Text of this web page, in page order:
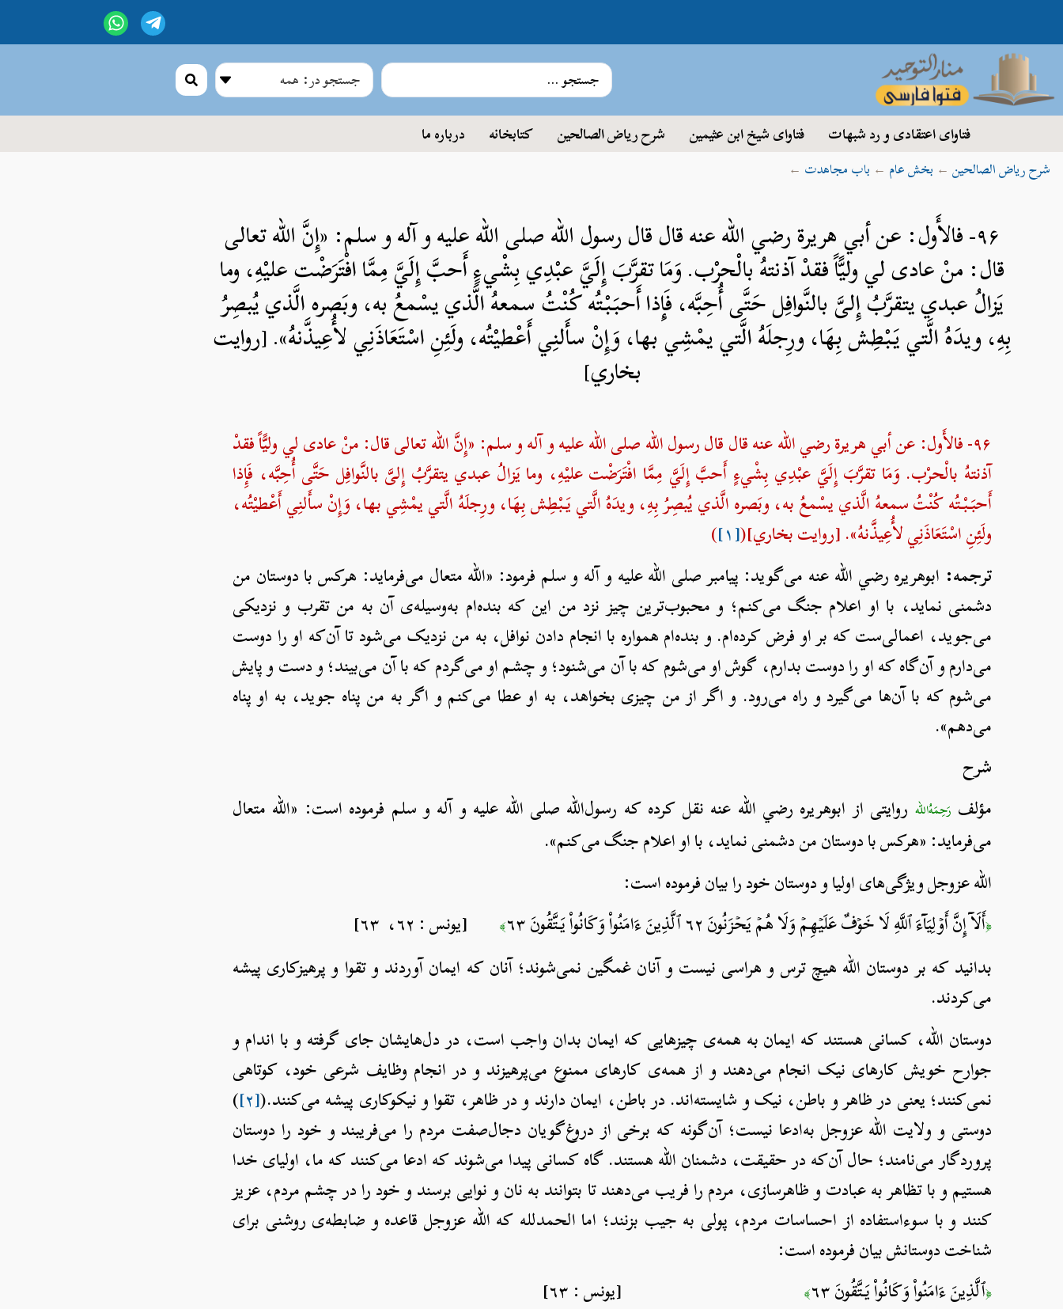
جستجو در: همه
فتاوای اعتقادی و رد شبهات فتاوای شیخ ابن عثیمین شرح ریاض الصالحین کتابخانه درباره ما
شرح ریاض الصالحین ← بخش عام ← باب مجاهدت ←
۹۶- فالأَول: عن أبي هريرة رضي الله عنه قال قال رسول الله صلی الله علیه و آله و سلم: «إِنَّ الله تعالى
قال: منْ عادى لي وليًّاً فقدْ آذنتهُ بالْحرْب. وَمَا تقرَّبَ إِلَيَّ عبْدِي بِشْيءٍ أَحبَّ إِلَيَّ مِمَّا افْتَرَضْت عليْهِ، وما
يَزالُ عبدي يتقرَّبُ إِلىَّ بالنَّوافِل حَتَّى أُحِبَّه، فَإِذا أَحبَبْتُه كُنْتُ سمعهُ الَّذي يسْمعُ به، وبَصره الَّذي يُبصِرُ
بِهِ، ويدَهُ الَّتي يَبْطِش بِهَا، ورِجلَهُ الَّتي يمْشِي بها، وَإِنْ سأَلنِي أَعْطيْتُه، ولَئِنِ اسْتَعَاذَنِي لأُعِيذَّنهُ». [روایت
بخاري]
۹۶- فالأَول: عن أبي هريرة رضي الله عنه قال قال رسول الله صلی الله علیه و آله و سلم: «إِنَّ الله تعالى قال: منْ عادى لي وليًّاً فقدْ
آذنتهُ بالْحرْب. وَمَا تقرَّبَ إِلَيَّ عبْدِي بِشْيءٍ أَحبَّ إِلَيَّ مِمَّا افْتَرَضْت عليْهِ، وما يَزالُ عبدي يتقرَّبُ إِلىَّ بالنَّوافِل حَتَّى أُحِبَّه، فَإِذا
أَحبَبْتُه كُنْتُ سمعهُ الَّذي يسْمعُ به، وبَصره الَّذي يُبصِرُ بِهِ، ويدَهُ الَّتي يَبْطِش بِهَا، ورِجلَهُ الَّتي يمْشِي بها، وَإِنْ سأَلنِي أَعْطيْتُه،
ولَئِنِ اسْتَعَاذَنِي لأُعِيذَّنهُ». [روایت بخاري]([۱] )
ترجمه: ابوهریره رضي الله عنه می‌گوید: پیامبر صلی الله علیه و آله و سلم فرمود: «الله متعال می‌فرماید: هرکس با دوستان من
دشمنی نماید، با او اعلام جنگ می‌کنم؛ و محبوب‌ترین چیز نزد من اين که بنده‌ام به‌وسیله‌‌ی آن به من تقرب و نزدیکی
می‌جوید، اعمالی‌ست که بر او فرض کرده‌ام. و بنده‌ام همواره با انجام دادن نوافل، به من نزدیک می‌شود تا آن‌که او را دوست
می‌دارم و آن‌گاه که او را دوست بدارم، گوش او می‌شوم که با آن می‌شنود؛ و چشم او می‌گردم که با آن می‌بیند؛ و دست و پایش
می‌شوم که با آن‌ها می‌گیرد و راه می‌رود. و اگر از من چیزی بخواهد، به او عطا می‌کنم و اگر به من پناه جوید، به او پناه
می‌دهم».
شرح
مؤلف رَحِمَهُ‌الله روایتی از ابوهریره رضي الله عنه نقل کرده که رسول‌الله صلی الله علیه و آله و سلم فرموده است: «الله متعال
می‌فرماید: «هرکس با دوستان من دشمنی نماید، با او اعلام جنگ می‌کنم».
الله عزوجل ویژگی‌های اولیا و دوستان خود را بیان فرموده است:
﴿أَلَآ إِنَّ أَوۡلِيَآءَ ٱللَّهِ لَا خَوۡفٌ عَلَيۡهِمۡ وَلَا هُمۡ يَحۡزَنُونَ ٦٢ ٱلَّذِينَ ءَامَنُواْ وَكَانُواْ يَتَّقُونَ ٦٣ ﴾
[يونس : ٦٢، ٦٣]
بدانید که بر دوستان الله هیچ ترس و هراسی نیست و آنان غمگین نمی‌شوند؛ آنان که ایمان آوردند و تقوا و پرهیزکاری پیشه
می‌کردند.
دوستان الله، کسانی هستند که ایمان به همه‌ی چیزهایی که ایمان بدان واجب است، در دل‌هایشان جای گرفته و با اندام و
جوارح خویش کارهای نیک انجام می‌دهند و از همه‌ی کارهای ممنوع می‌پرهیزند و در انجام وظایف شرعی خود، کوتاهی
نمی‌کنند؛ یعنی در ظاهر و باطن، نیک و شایسته‌اند. در باطن، ایمان دارند و در ظاهر، تقوا و نیکوکاری پیشه می‌کنند.([۲] )
دوستی و ولایت الله عزوجل به‌ادعا نیست؛ آن‌گونه که برخی از دروغ‌گویان دجال‌صفت مردم را می‌فریبند و خود را دوستان
پروردگار می‌نامند؛ حال آن‌که در حقیقت، دشمنان الله هستند. گاه کسانی پیدا می‌شوند که ادعا می‌کنند که ما، اولیای خدا
هستیم و با تظاهر به عبادت و ظاهرسازی، مردم را فریب می‌دهند تا بتوانند به نان و نوایی برسند و خود را در چشم مردم، عزیز
کنند و با سوءاستفاده از احساسات مردم، پولی به جیب بزنند؛ اما الحمدلله که الله عزوجل قاعده و ضابطه‌ی روشنی برای
شناخت دوستانش بیان فرموده است:
﴿ٱلَّذِينَ ءَامَنُواْ وَكَانُواْ يَتَّقُونَ ٦٣ ﴾
[يونس : ٦٣]